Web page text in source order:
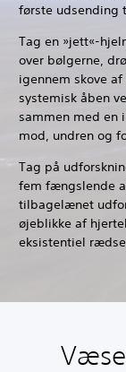
første udsending
Tag en »jett«-
over bølgerne,
igennem skove
systemisk åben
sammen med en
mod, undren og
Tag på
fem fængslende
tilbagelænet
øjeblikke af
eksistentiel